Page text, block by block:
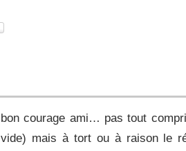
bon courage ami… pas tout
vide) mais à tort ou à raison le